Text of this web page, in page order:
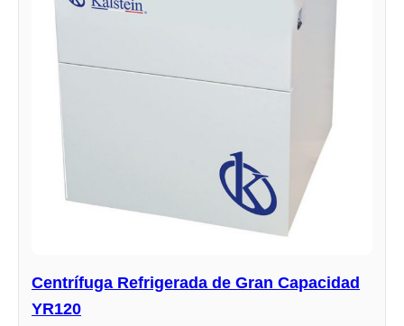
Centrífuga Refrigerada de Gran Capacidad
YR120